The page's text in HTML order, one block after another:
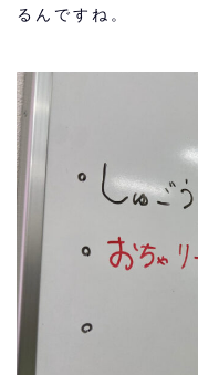
るんですね。